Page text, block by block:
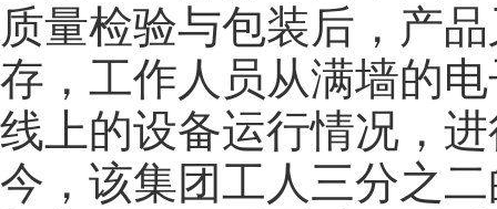
质量检验与包装后，产
存，工作人员从满墙的
线上的设备运行情况，
今，该集团工人三分之